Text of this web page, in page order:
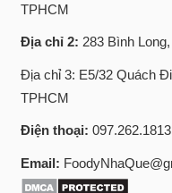
TPHCM
Địa chỉ 2: 283 Bình
Địa chỉ 3: E5/32 Quách
TPHCM
Điện thoại: 097.262.1813
Email: